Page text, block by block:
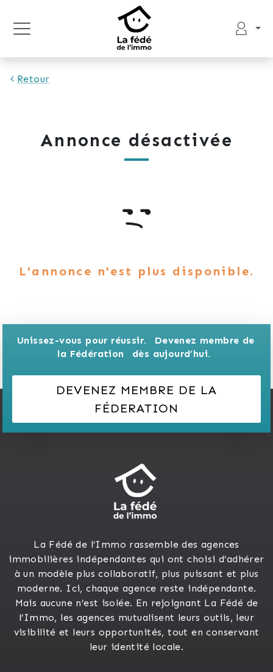
Retour
Annonce désactivée
L'annonce n'est plus disponible.
Unissez-vous pour réussir.
Devenez membre de
la Fédération
dès aujourd’hui.
DEVENEZ MEMBRE DE LA
FÉDERATION
La Fédé de l’Immo rassemble des agences
immobilières indépendantes qui ont choisi d’adhérer
à un modèle plus collaboratif, plus puissant et plus
moderne. Ici, chaque agence reste indépendante.
Mais aucune n’est isolée. En rejoignant La Fédé de
l’Immo, les agences mutualisent leurs outils, leur
visibilité et leurs opportunités, tout en conservant
leur identité locale.